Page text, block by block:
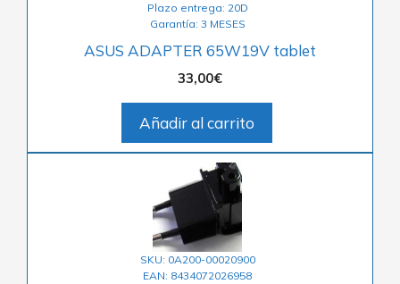
Plazo entrega: 20D
Garantía: 3 MESES
ASUS ADAPTER 65W19V tablet
33,00€
Añadir al carrito
SKU: 0A200-00020900
EAN: 8434072026958